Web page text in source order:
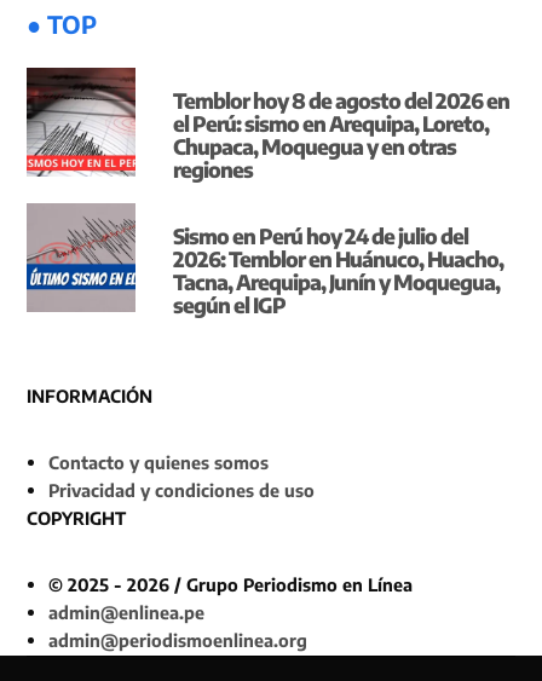
● TOP
Temblor hoy 8 de agosto del 2026 en
el Perú: sismo en Arequipa, Loreto,
Chupaca, Moquegua y en otras
regiones
Sismo en Perú hoy 24 de julio del
2026: Temblor en Huánuco, Huacho,
Tacna, Arequipa, Junín y Moquegua,
según el IGP
INFORMACIÓN
Contacto y quienes somos
Privacidad y condiciones de uso
COPYRIGHT
© 2025 - 2026 / Grupo Periodismo en Línea
admin@enlinea.pe
admin@periodismoenlinea.org